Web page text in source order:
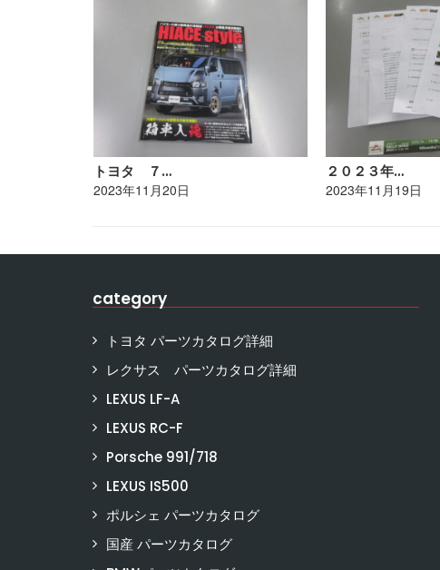
トヨタ ７…
2023年11月20日
２０２３年…
2023年11月19日
category
トヨタ パーツカタログ詳細
レクサス パーツカタログ詳細
LEXUS LF-A
LEXUS RC-F
Porsche 991/718
LEXUS IS500
ポルシェ パーツカタログ
国産 パーツカタログ